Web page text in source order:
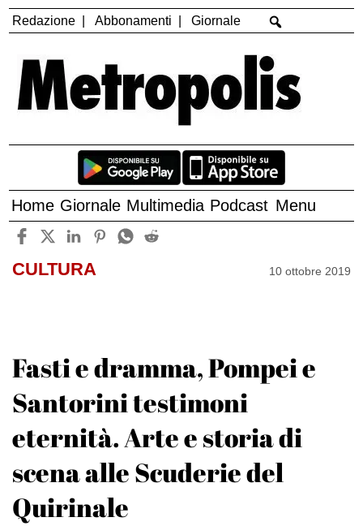
Redazione Abbonamenti Giornale
Home Giornale Multimedia Podcast Menu
CULTURA 10 ottobre 2019
Fasti e dramma, Pompei e
Santorini testimoni
eternità. Arte e storia di
scena alle Scuderie del
Quirinale